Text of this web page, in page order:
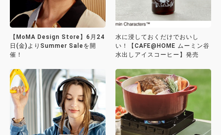
【MoMA Design Store】6月24
日(金)よりSummer Saleを開
催！
水に浸しておくだけでおいし
い！【CAFE@HOME ムーミン谷
水出しアイスコーヒー】発売